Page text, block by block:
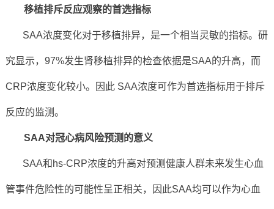
移植排斥反应观察的首选指标
SAA浓度变化对于移植排异，是一个相当灵敏的指标。研
究显示，97%发生肾移植排异的检查依据是SAA的升高，而
CRP浓度变化较小。因此 SAA浓度可作为首选指标用于排斥
反应的监测。
SAA对冠心病风险预测的意义
SAA和hs-CRP浓度的升高对预测健康人群未来发生心血
管事件危险性的可能性呈正相关，因此SAA均可以作为心血